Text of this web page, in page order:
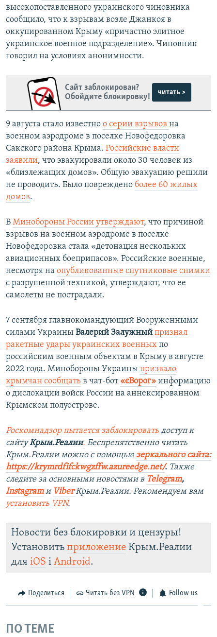
высокопоставленного украинского чиновника
сообщило, что к взрывам возле Джанкоя в
оккупированном Крыму «причастно элитное
украинское военное подразделение». Чиновник
говорил на условиях анонимности.
Сайт заблокирован?
Обойдите блокировку!
читать >
9 августа стало известно о серии взрывов на
военном аэродроме в поселке Новофедоровка
Сакского района Крыма. Российские власти
заявили, что эвакуировали около 30 человек из
«близлежащих домов». Общую эвакуацию решили
не проводить. Было повреждено более 60 жилых
домов.
В Минобороны России утверждают, что причиной
взрывов на военном аэродроме в поселке
Новофедоровка стала «детонация нескольких
авиационных боеприпасов». Российские военные,
несмотря на опубликованные спутниковые снимки
с разрушенной техникой, утверждают, что ее
самолеты не пострадали.
7 сентября главнокомандующий Вооруженными
силами Украины Валерий Залужный признал
ракетные удары украинских военных по
российским военным объектам в Крыму в августе
2022 года. Минобороны Украины призвало
крымчан сообщать в чат-бот «єВорог» информацию
о дислокации войск России на аннексированном
Крымском полуострове.
Роскомнадзор пытается заблокировать доступ к
сайтуКрым.Реалии. Беспрепятственно читать
Крым.Реалии можно с помощью зеркального сайта:
https://krymrdfifckwgzffw.azureedge.net/. ​ Также
следите за основными новостями в Telegram,
Instagram и ViberКрым.Реалии. Рекомендуем вам
установить VPN.
Новости без блокировки и цензуры!
Установить приложение Крым.Реалии
для iOS і Android.
Поделиться Читать без VPN Follow us
ПО ТЕМЕ